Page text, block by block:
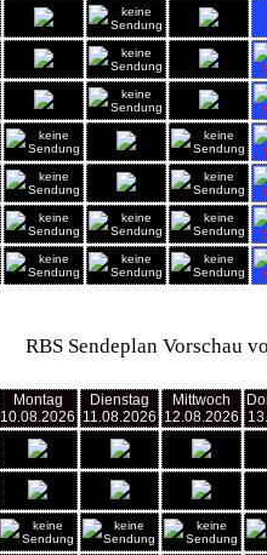
RBS Sendeplan Vorschau
Montag
10.08.2026
Dienstag
11.08.2026
Mittwoch
12.08.2026